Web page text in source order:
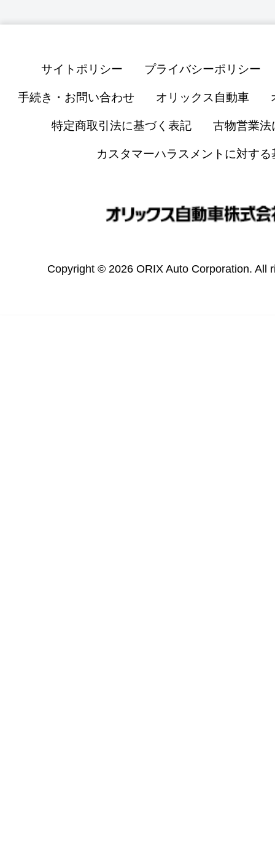
サイトポリシー プライバシーポリシー
手続き・お問い合わせ オリックス自動車
特定商取引法に基づく表記 古物営業法
カスタマーハラスメントに対する
Copyright © 2026 ORIX Auto Corporation. All